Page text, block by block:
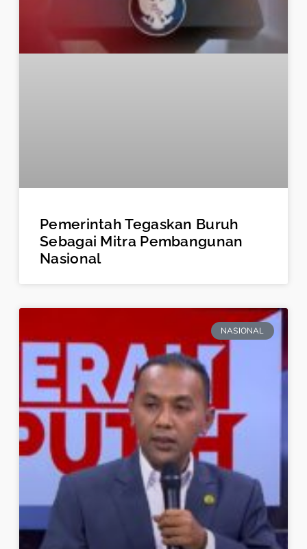
Pemerintah Tegaskan Buruh
Sebagai Mitra Pembangunan
Nasional
NASIONAL